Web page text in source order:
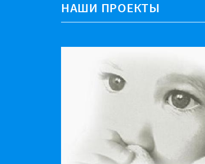
НАШИ ПРОЕКТЫ